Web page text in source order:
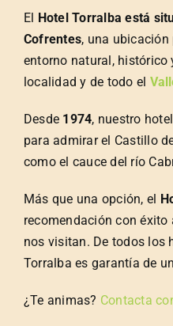
El Hotel Torralba está
Cofrentes, una ubicación
entorno natural, histórico
localidad y de todo el
Desde 1974, nuestro
para admirar el Castillo
como el cauce del río
Más que una opción, el
recomendación con
nos visitan. De todos los
Torralba es garantía de
¿Te animas? Contacta